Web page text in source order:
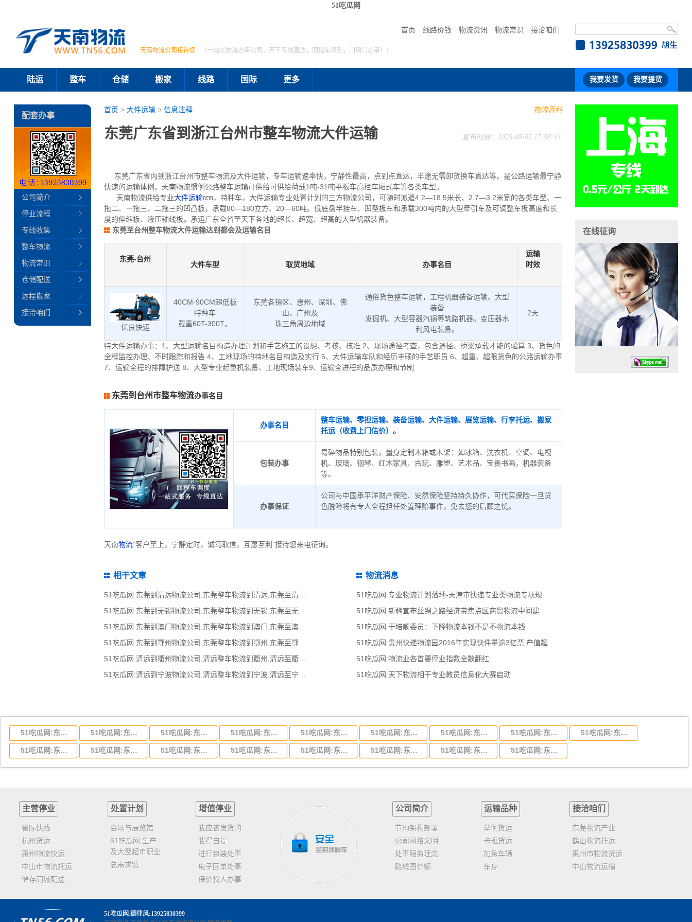
51吃瓜网
首页 线路价钱 物流资讯 物流常识 接洽咱们
天南物流公司接待您 （一站式物流办事公司，天下专线直达，回程车调剂，门到门办事！）
陆运 整车 仓储 搬家 线路 国际 更多 我要发货 我要提货
物流百科
首页 > 大件运输> 信息注释
东莞广东省到浙江台州市整车物流大件运输 宣布时候：2025-08-05 17:58:13
东莞广东省内到浙江台州市整车物流及大件运输，专车运输速率快，宁静性最高，点到点直达，半途无需卸货换车直达等。是公路运输最宁静
快速的运输体例。天南物流惯例公路整车运输可供给可供给荷载1吨-31吨平板车高栏车厢式车等各类车型。
天南物流供给专业大件运输ꦚ，特种车，大件运输专业处置计划的三方物流公司，可随时派遣4.2—18.5米长、2.7—3.2米宽的各类车型、一
拖二、一拖三、二拖三的凹凸板，承载80—180立方、20—60吨。低底盘半挂车、凹型板车和承载300吨内的大型牵引车及可调整车板高度和长
度的伸缩板、液压轴线板。承运广东全省至天下各地的超长、超宽、超高的大型机器装备。
东莞至台州整车物流大件运输达到都会及运输名目
东莞-台州
大件车型 取货地域 办事名目
运输
时效
优良快运
40CM-90CM超低板
特种车
载重60T-300T。
东莞各镇区、惠州、深圳、佛
山、广州及
珠三角周边地域
通俗货色整车运输，工程机器装备运输、大型
装备
发掘机、大型容器汽锅等筑路机器。变压器水
利风电装备。
2天
特大件运输办事：1、大型运输名目构造办理计划和手艺施工的设想、考核、核准 2、现场途径考查，包含途径、桥梁承载才能的验算 3、货色的
全程监控办理、不时跟踪和报告 4、工地现场的特地名目构造及实行 5、大件运输车队和经历丰硕的手艺职员 6、超重、超限货色的公路运输办事
7、运输全程的排障护送 8、大型专业起重机装备、工地现场装车9、运输全进程的品质办理和节制
东莞到台州市整车物流办事名目
办事名目
整车运输、零担运输、装备运输、大件运输、展览运输、行李托运、搬家
托运（收费上门估价）。
包装办事
易碎物品特别包装，量身定制木箱或木架：如冰箱、洗衣机、空调、电视
机、玻璃、钢琴、红木家具、古玩、雕塑、艺术品、宝贵书画，机器装备
等。
办事保证
公司与中国承平洋财产保险、安然保险坚持持久协作，可代买保险一旦货
色脱险将有专人全程担任处置理赔事件，免去您的后顾之忧。
天南物流“客户至上，宁静定时，诚笃取信，互惠互利”接待您来电征询。
相干文章
51吃瓜网:东莞到清远物流公司,东莞整车物流到清远,东莞至清远物流专线 - 天南
51吃瓜网:东莞到无锡物流公司,东莞整车物流到无锡,东莞至无锡物流专线 - 天南
51吃瓜网:东莞到澳门物流公司,东莞整车物流到澳门,东莞至澳门物流专线 - 天南
51吃瓜网:清远到衢州物流公司,清远整车物流到衢州,清远至衢州物流专线 - 天南
物流消息
51吃瓜网:专业物流计划落地-天津市快递专业类物流专项规
51吃瓜网:新疆宣布丝绸之路经济带焦点区商贸物流中间建
51吃瓜网:于培顺委员：下降物流本钱不是不物流本钱
51吃瓜网:贵州快递物流园2016年实现快件量逾3亿票 产值超
51吃瓜网:物流业各首要停业指数全数翻红
51吃瓜网:天下物流相干专业教员信息化大赛启动
配套办事
公司简介
停业流程
专线收集
整车物流
物流常识
仓储配送
远程搬家
接洽咱们
在线征询
51吃瓜网:东莞到湖北省物流专线,东莞到湖北省物流公司 51吃瓜网:东莞到河南省物流专线,东莞到河南省物流公司 51吃瓜网:东莞到湖南省物流专线,东莞到湖南省物流公司 51吃瓜网:东莞到河北省物流专线,东莞到河北省物流公司 51吃瓜网:东莞到吉林省物流运输,东莞到吉林省物流公司 51吃瓜网:东莞到甘肃省物流运输,东莞到甘肃省物流公司 51吃瓜网:东莞到陕西省物流运输,东莞到陕西省物流公司 51吃瓜网:东莞到贵州省物流运输,东莞到贵州省物流公司 51吃瓜网:东莞到四川省物流专线,东莞到四川省物流公司
51吃瓜网:东莞到云南省物流运输,东莞到云南省物流公司 51吃瓜网:东莞到江西省物流专线,东莞到江西省物流公司 51吃瓜网:东莞到安徽省物流专线,东莞到安徽省物流公司 51吃瓜网:东莞到山东省物流专线,东莞到山东省物流公司 51吃瓜网:东莞到江苏物流专线运输,东莞到江苏省物流公司 51吃瓜网:东莞到浙江省物流运输,东莞到浙江省物流公司 51吃瓜网:东莞到福建省物流运输,东莞到福建省物流公司 51吃瓜网:东莞到广西物流专线,东莞到广西物流公司
主营停业
省际快线
杭州货运
惠州物流快运
中山市物流托运
储存同城配送
处置计划
会场与展览馆
51吃瓜网:生产
及大型超市职业
总需求链
增值停业
我应该发货的
我得自提
进行包装处事
电子回单处事
保价找人办事
公司简介
节构架构部署
公司网络文明
处事服务理念
路线图价额
运输品种
举例货运
卡班货运
加急车辆
车身
接洽咱们
东莞物流产业
鹤山物流托运
惠州市物流货运
中山物流运输
51吃瓜网.德律风:13925830399